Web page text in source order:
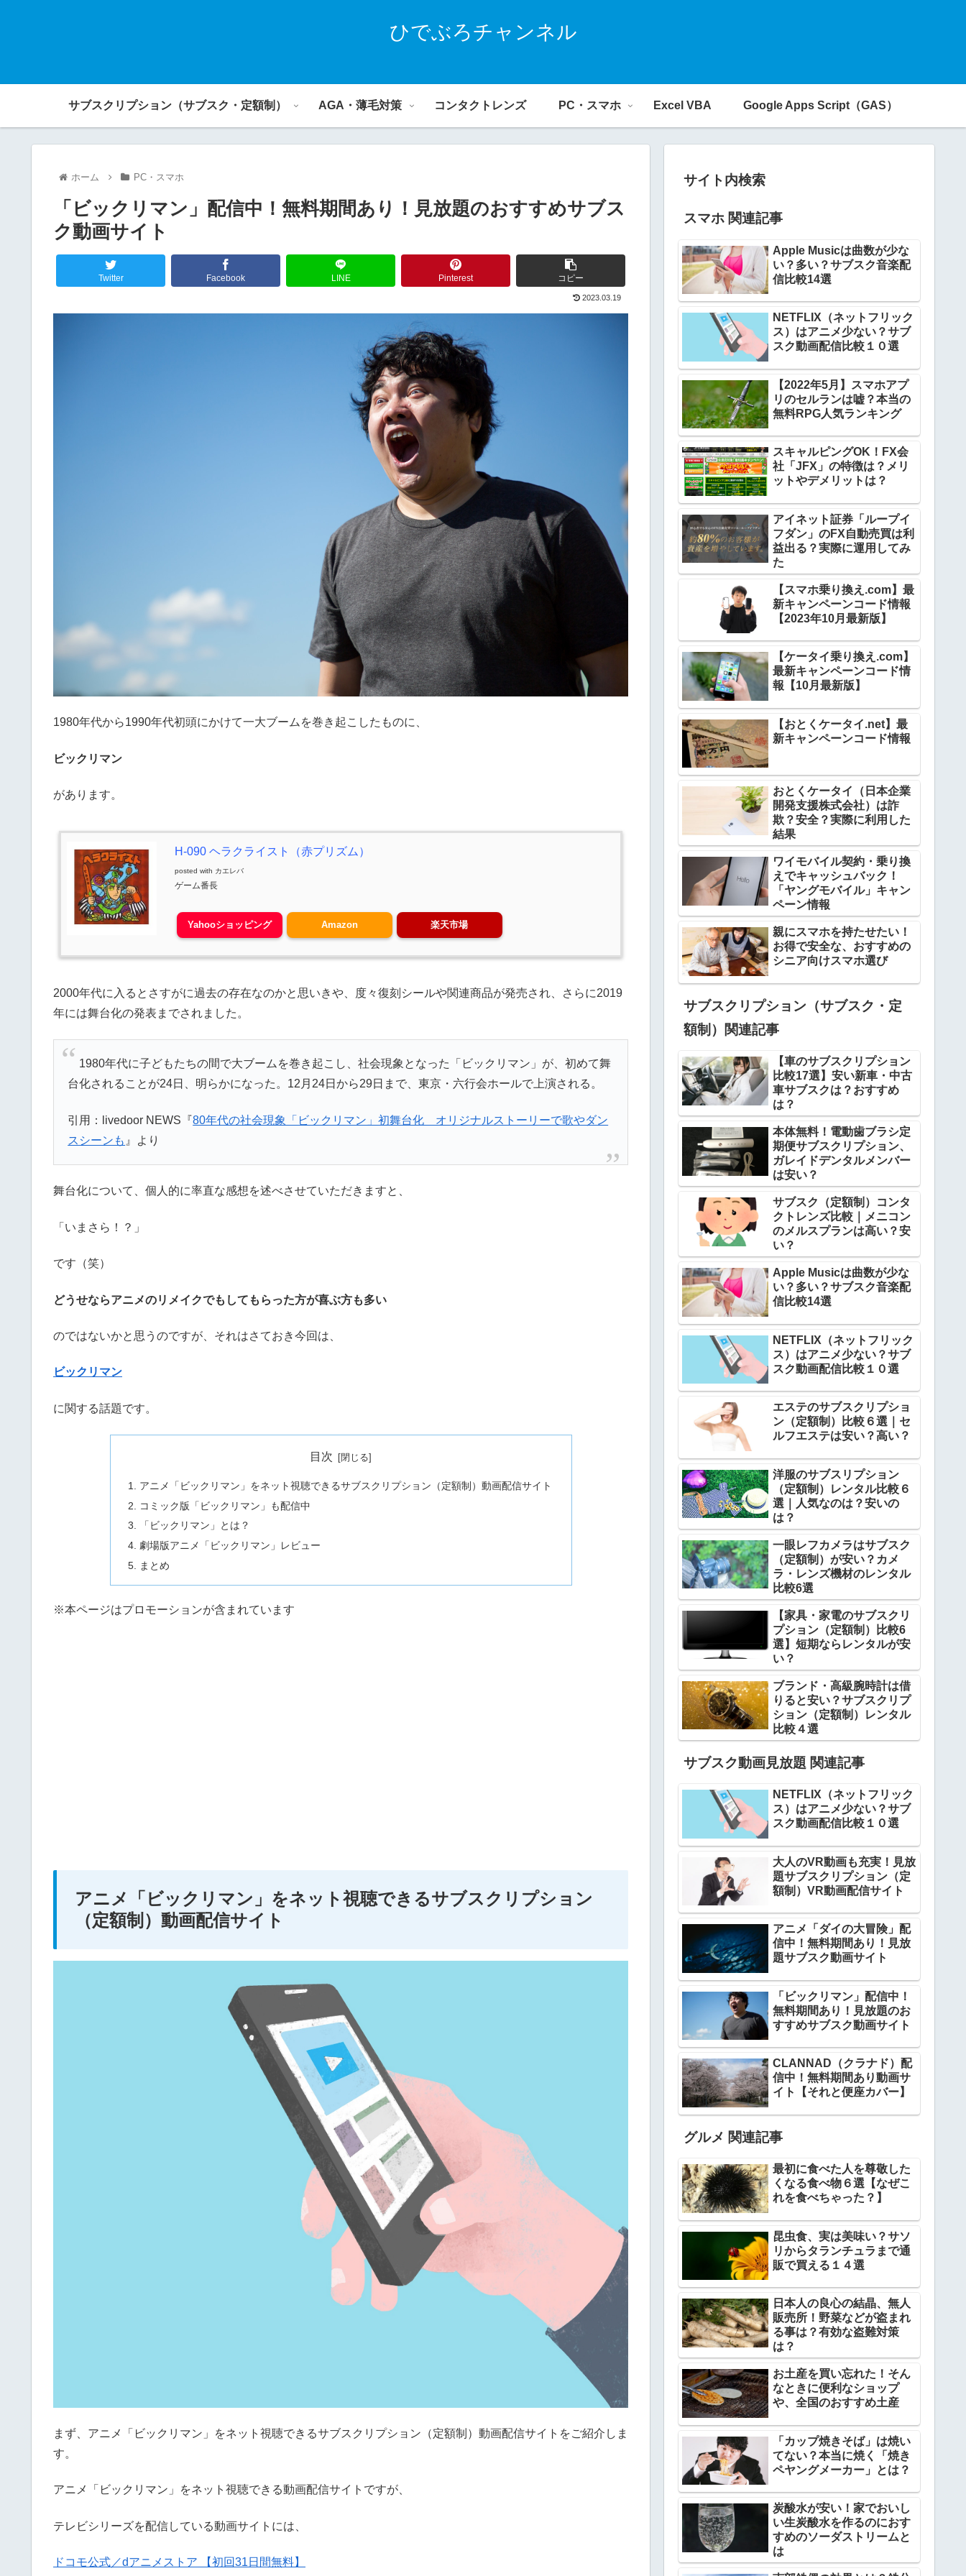
ひでぶろチャンネル
サブスクリプション（サブスク・定額制） AGA・薄毛対策 コンタクトレンズ PC・スマホ Excel VBA Google Apps Script（GAS）
ホーム PC・スマホ
「ビックリマン」配信中！無料期間あり！見放題のおすすめサブス
ク動画サイト
Twitter Facebook LINE Pinterest コピー
2023.03.19
1980年代から1990年代初頭にかけて一大ブームを巻き起こしたものに、
ビックリマン
があります。
H-090 ヘラクライスト（赤プリズム）
posted with カエレバ
ゲーム番長
Yahooショッピング Amazon 楽天市場
2000年代に入るとさすがに過去の存在なのかと思いきや、度々復刻シールや関連商品が発売され、さらに2019
年には舞台化の発表までされました。
1980年代に子どもたちの間で大ブームを巻き起こし、社会現象となった「ビックリマン」が、初めて舞
台化されることが24日、明らかになった。12月24日から29日まで、東京・六行会ホールで上演される。
引用：livedoor NEWS『80年代の社会現象「ビックリマン」初舞台化 オリジナルストーリーで歌やダン
スシーンも 』より
舞台化について、個人的に率直な感想を述べさせていただきますと、
「いまさら！？」
です（笑）
どうせならアニメのリメイクでもしてもらった方が喜ぶ方も多い
のではないかと思うのですが、それはさておき今回は、
ビックリマン
に関する話題です。
目次
アニメ「ビックリマン」をネット視聴できるサブスクリプション（定額制）動画配信サイト
コミック版「ビックリマン」も配信中
「ビックリマン」とは？
劇場版アニメ「ビックリマン」レビュー
まとめ
※本ページはプロモーションが含まれています
アニメ「ビックリマン」をネット視聴できるサブスクリプション
（定額制）動画配信サイト
まず、アニメ「ビックリマン」をネット視聴できるサブスクリプション（定額制）動画配信サイトをご紹介しま
す。
アニメ「ビックリマン」をネット視聴できる動画配信サイトですが、
テレビシリーズを配信している動画サイトには、
ドコモ公式／dアニメストア 【初回31日間無料】
サイト内検索
スマホ 関連記事
Apple Musicは曲数が少な
い？多い？サブスク音楽配
信比較14選
NETFLIX（ネットフリック
ス）はアニメ少ない？サブ
スク動画配信比較１０選
【2022年5月】スマホアプ
リのセルランは嘘？本当の
無料RPG人気ランキング
スキャルピングOK！FX会
社「JFX」の特徴は？メリ
ットやデメリットは？
アイネット証券「ループイ
フダン」のFX自動売買は利
益出る？実際に運用してみ
た
【スマホ乗り換え.com】最
新キャンペーンコード情報
【2023年10月最新版】
【ケータイ乗り換え.com】
最新キャンペーンコード情
報【10月最新版】
【おとくケータイ.net】最
新キャンペーンコード情報
おとくケータイ（日本企業
開発支援株式会社）は詐
欺？安全？実際に利用した
結果
ワイモバイル契約・乗り換
えでキャッシュバック！
「ヤングモバイル」キャン
ペーン情報
親にスマホを持たせたい！
お得で安全な、おすすめの
シニア向けスマホ選び
サブスクリプション（サブスク・定
額制）関連記事
【車のサブスクリプション
比較17選】安い新車・中古
車サブスクは？おすすめ
は？
本体無料！電動歯ブラシ定
期便サブスクリプション、
ガレイドデンタルメンバー
は安い？
サブスク（定額制）コンタ
クトレンズ比較｜メニコン
のメルスプランは高い？安
い？
Apple Musicは曲数が少な
い？多い？サブスク音楽配
信比較14選
NETFLIX（ネットフリック
ス）はアニメ少ない？サブ
スク動画配信比較１０選
エステのサブスクリプショ
ン（定額制）比較６選｜セ
ルフエステは安い？高い？
洋服のサブスリプション
（定額制）レンタル比較６
選｜人気なのは？安いの
は？
一眼レフカメラはサブスク
（定額制）が安い？カメ
ラ・レンズ機材のレンタル
比較6選
【家具・家電のサブスクリ
プション（定額制）比較6
選】短期ならレンタルが安
い？
ブランド・高級腕時計は借
りると安い？サブスクリプ
ション（定額制）レンタル
比較４選
サブスク動画見放題 関連記事
NETFLIX（ネットフリック
ス）はアニメ少ない？サブ
スク動画配信比較１０選
大人のVR動画も充実！見放
題サブスクリプション（定
額制）VR動画配信サイト
アニメ「ダイの大冒険」配
信中！無料期間あり！見放
題サブスク動画サイト
「ビックリマン」配信中！
無料期間あり！見放題のお
すすめサブスク動画サイト
CLANNAD（クラナド）配
信中！無料期間あり動画サ
イト【それと便座カバー】
グルメ 関連記事
最初に食べた人を尊敬した
くなる食べ物６選【なぜこ
れを食べちゃった？】
昆虫食、実は美味い？サソ
リからタランチュラまで通
販で買える１４選
日本人の良心の結晶、無人
販売所！野菜などが盗まれ
る事は？有効な盗難対策
は？
お土産を買い忘れた！そん
なときに便利なショップ
や、全国のおすすめ土産
「カップ焼きそば」は焼い
てない？本当に焼く「焼き
ペヤングメーカー」とは？
炭酸水が安い！家でおいし
い生炭酸水を作るのにおす
すめのソーダストリームと
は